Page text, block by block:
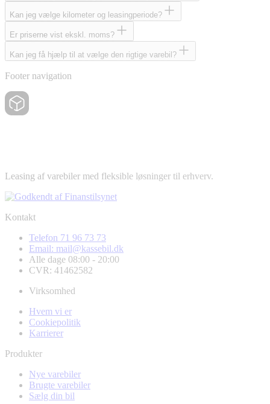
Kan jeg vælge kilometer og leasingperiode?
Er priserne vist ekskl. moms?
Kan jeg få hjælp til at vælge den rigtige varebil?
Footer navigation
Leasing af varebiler med fleksible løsninger til erhverv.
Kontakt
Telefon 71 96 73 73
Email: mail@kassebil.dk
Alle dage 08:00 - 20:00
CVR: 41462582
Virksomhed
Hvem vi er
Cookiepolitik
Karrierer
Produkter
Nye varebiler
Brugte varebiler
Sælg din bil